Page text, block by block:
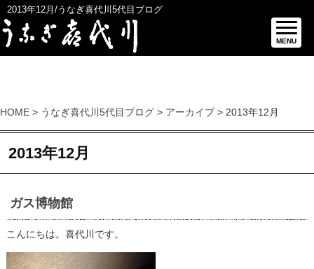
2013年12月/うなぎ喜代川5代目ブログ
MENU
HOME > うなぎ喜代川5代目ブログ > アーカイブ > 2013年12月
2013年12月
ガス博物館
こんにちは。喜代川です。